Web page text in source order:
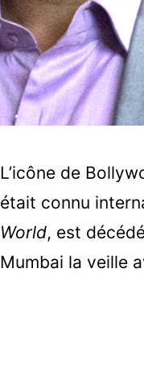
L’icône de
était connu
World, est
Mumbai la veille